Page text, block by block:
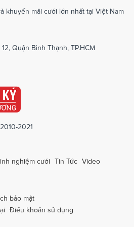
Dịch vụ cưới tại Nghệ An
Dịch vụ cưới tại Phú Thọ
Dịch vụ cưới tại Sơn La
Dịch vụ cưới tại Thanh Hóa
Huế
Dịch vụ cưới tại Trà Vinh
khuyến mãi cưới lớn nhất tại Việt Nam
Quận Bình Thạnh, TP.HCM
2021
nghiệm cưới Tin Tức Video
bảo mật
Điều khoản sử dụng